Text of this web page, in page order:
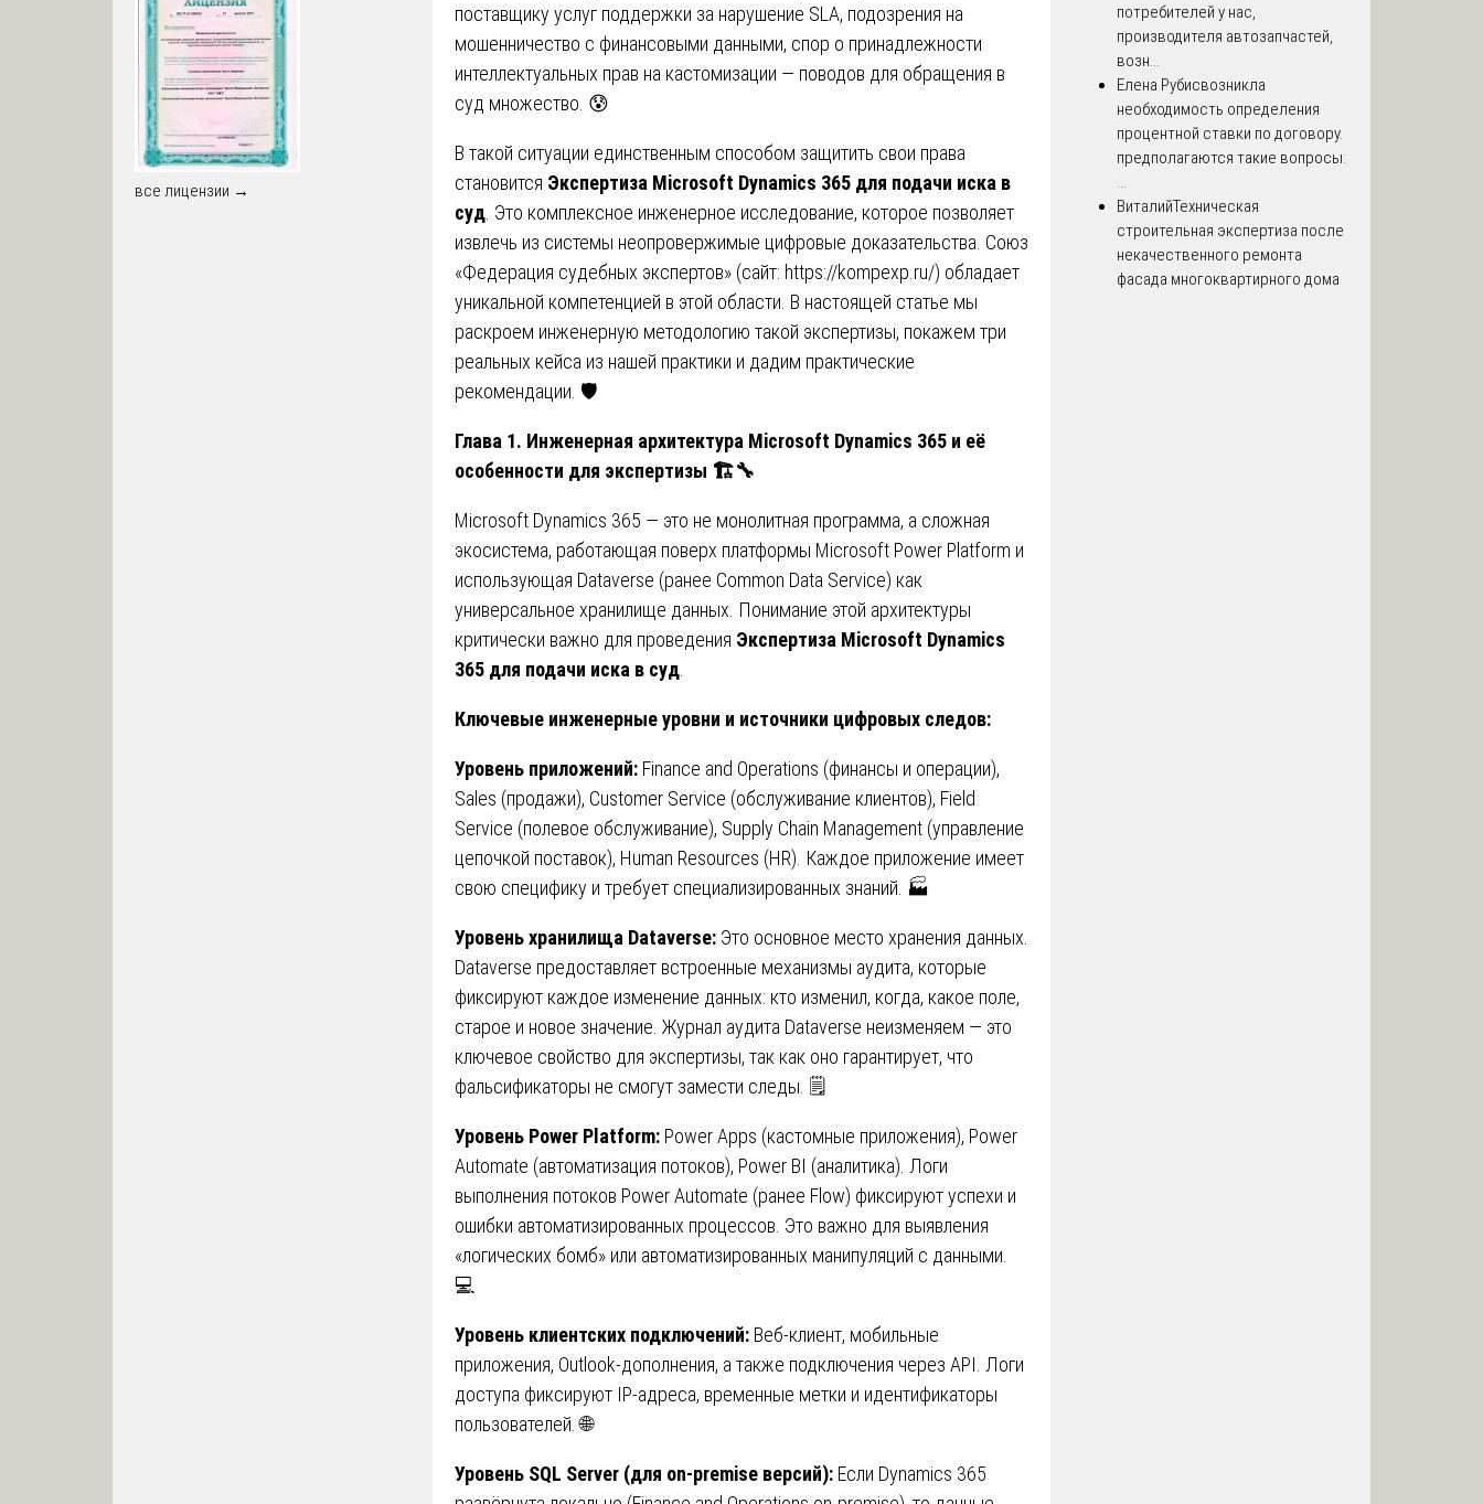
поставщику услуг поддержки за нарушение SLA, подозрения на
мошенничество с финансовыми данными, спор о принадлежности
интеллектуальных прав на кастомизации — поводов для обращения в
суд множество. 😰
В такой ситуации единственным способом защитить свои права
становится Экспертиза Microsoft Dynamics 365 для подачи иска в
суд . Это комплексное инженерное исследование, которое позволяет
извлечь из системы неопровержимые цифровые доказательства. Союз
«Федерация судебных экспертов» (сайт: https://kompexp.ru/) обладает
уникальной компетенцией в этой области. В настоящей статье мы
раскроем инженерную методологию такой экспертизы, покажем три
реальных кейса из нашей практики и дадим практические
рекомендации. 🛡️
Глава 1. Инженерная архитектура Microsoft Dynamics 365 и её
особенности для экспертизы 🏗🔧
Microsoft Dynamics 365 — это не монолитная программа, а сложная
экосистема, работающая поверх платформы Microsoft Power Platform и
использующая Dataverse (ранее Common Data Service) как
универсальное хранилище данных. Понимание этой архитектуры
критически важно для проведения Экспертиза Microsoft Dynamics
365 для подачи иска в суд
Ключевые инженерные уровни и источники цифровых следов:
Уровень приложений: Finance and Operations (финансы и операции),
Sales (продажи), Customer Service (обслуживание клиентов), Field
Service (полевое обслуживание), Supply Chain Management (управление
цепочкой поставок), Human Resources (HR). Каждое приложение имеет
свою специфику и требует специализированных знаний. 🏭
Уровень хранилища Dataverse: Это основное место хранения данных.
Dataverse предоставляет встроенные механизмы аудита, которые
фиксируют каждое изменение данных: кто изменил, когда, какое поле,
старое и новое значение. Журнал аудита Dataverse неизменяем — это
ключевое свойство для экспертизы, так как оно гарантирует, что
фальсификаторы не смогут замести следы. 🗒️
Уровень Power Platform: Power Apps (кастомные приложения), Power
Automate (автоматизация потоков), Power BI (аналитика). Логи
выполнения потоков Power Automate (ранее Flow) фиксируют успехи и
ошибки автоматизированных процессов. Это важно для выявления
«логических бомб» или автоматизированных манипуляций с данными.
💻
Уровень клиентских подключений: Веб-клиент, мобильные
приложения, Outlook-дополнения, а также подключения через API. Логи
доступа фиксируют IP-адреса, временные метки и идентификаторы
пользователей. 🌐
Уровень SQL Server (для on-premise версий): Если Dynamics 365
все лицензии →
потребителей у нас,
производителя автозапчастей,
возн...
Елена Рубисвозникла
необходимость определения
процентной ставки по договору.
предполагаются такие вопросы:
...
ВиталийТехническая
строительная экспертиза после
некачественного ремонта
фасада многоквартирного дома